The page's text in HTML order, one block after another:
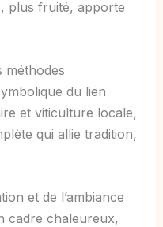
plus fruité, apporte
méthodes
du lien
et viticulture locale,
qui allie tradition,
et de l’ambiance
cadre chaleureux,